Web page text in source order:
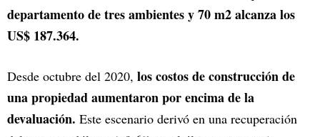
departamento de tres ambientes y 70 m2 alcanza los
US$ 187.364.
Desde octubre del 2020, los costos de construcción de
una propiedad aumentaron por encima de la
devaluación. Este escenario derivó en una recuperación